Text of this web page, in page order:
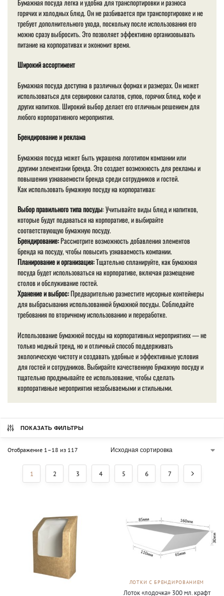
Бумажная посуда легка и удобна для транспортировки и разноса
горячих и холодных блюд. Он не разбивается при транспортировке и не
требует дополнительного ухода, поскольку после использования его
можно сразу выбросить. Это позволяет эффективно организовывать
питание на корпоративах и экономит время.
Широкий ассортимент
Бумажная посуда доступна в различных формах и размерах. Он может
использоваться для сервировки салатов, супов, горячих блюд, кофе и
других напитков. Широкий выбор делает его отличным решением для
любого корпоративного мероприятия.
Брендирование и реклама
Бумажная посуда может быть украшена логотипом компании или
другими элементами бренда. Это создает возможность для рекламы и
повышения узнаваемости бренда среди сотрудников и гостей.
Как использовать бумажную посуду на корпоративах:
Выбор правильного типа посуды: Учитывайте виды блюд и напитков,
которые будут подаваться на корпоративе, и выбирайте
соответствующую бумажную посуду.
Брендирование:Рассмотрите возможность добавления элементов
бренда на посуду, чтобы повысить узнаваемость компании.
Планирование и организация:Тщательно спланируйте, как бумажная
посуда будет использоваться на корпоративе, включая размещение
столов и обслуживание гостей.
Хранение и выброс:Предварительно разместите мусорные контейнеры
для выбрасывания использованной бумажной посуды. Соблюдайте
требования по вторичному использованию и переработке.
Использование бумажной посуды на корпоративных мероприятиях — не
только модный тренд, но и отличный способ поддерживать
экологическую чистоту и создавать удобные и эффективные условия
для гостей и сотрудников. Выбирайте качественную бумажную посуду и
тщательно продумывайте ее использование, чтобы сделать
корпоративные мероприятия незабываемыми и стильными.
ПОКАЗАТЬ ФИЛЬТРЫ
Отображение 1–18 из 117
1 2 3 4 5 6 7
ЛОТКИ С БРЕНДИРОВАНИЕМ
Лоток «лодочка» 300 мл. крафт